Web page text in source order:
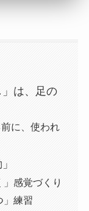
は、足の
に、使われ
感覚づくり
」練習